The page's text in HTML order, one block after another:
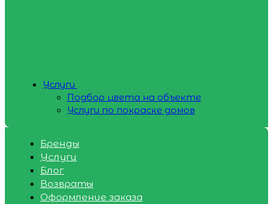
Услуги
Подбор цвета на объекте
Услуги по покраске домов
Бренды
Услуги
Блог
Возвраты
Оформление заказа